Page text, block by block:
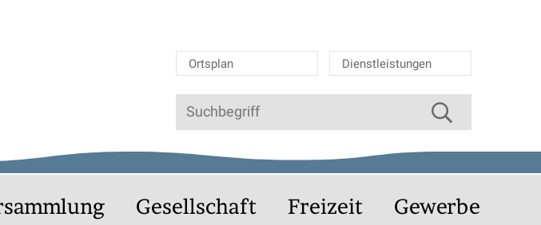
Ortsplan Dienstleistungen
Suchbegriff Suche starten
Gesellschaft Freizeit Gewerbe